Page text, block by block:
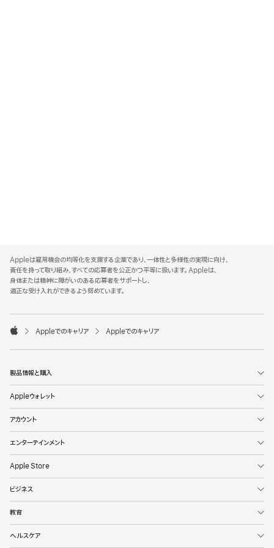
p
p
l
e
o
t
Appleは雇用機会の均等化を支援する企業であり、一体性と多様性の実現に向け、
責任を持って取り組み、すべての応募者を公正かつ平等に扱います。Appleは、
身体または精神に障がいのある応募者をサポートし、
適正な受け入れができるよう努めています。

p
l
Appleでのキャリア Appleでのキャリア
製品情報と購入
Appleウォレット
アカウント
エンターテインメント
Apple Store
ビジネス
教育
ヘルスケア